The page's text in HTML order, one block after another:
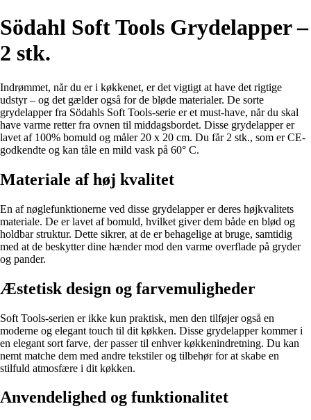
Södahl Soft Tools Grydelapper –
2 stk.
Indrømmet, når du er i køkkenet, er det vigtigt at have det rigtige
udstyr – og det gælder også for de bløde materialer. De sorte
grydelapper fra Södahls Soft Tools-serie er et must-have, når du skal
have varme retter fra ovnen til middagsbordet. Disse grydelapper er
lavet af 100% bomuld og måler 20 x 20 cm. Du får 2 stk., som er CE-
godkendte og kan tåle en mild vask på 60° C.
Materiale af høj kvalitet
En af nøglefunktionerne ved disse grydelapper er deres højkvalitets
materiale. De er lavet af bomuld, hvilket giver dem både en blød og
holdbar struktur. Dette sikrer, at de er behagelige at bruge, samtidig
med at de beskytter dine hænder mod den varme overflade på gryder
og pander.
Æstetisk design og farvemuligheder
Soft Tools-serien er ikke kun praktisk, men den tilføjer også en
moderne og elegant touch til dit køkken. Disse grydelapper kommer i
en elegant sort farve, der passer til enhver køkkenindretning. Du kan
nemt matche dem med andre tekstiler og tilbehør for at skabe en
stilfuld atmosfære i dit køkken.
Anvendelighed og funktionalitet